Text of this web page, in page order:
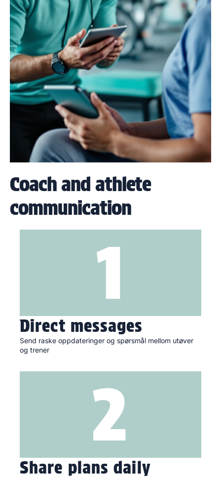
Coach and athlete
communication
1
Direct messages
Send raske oppdateringer og spørsmål mellom utøver
og trener
2
Share plans daily